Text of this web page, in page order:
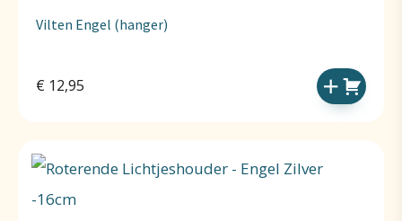
Vilten Engel (hanger)
€ 12,95